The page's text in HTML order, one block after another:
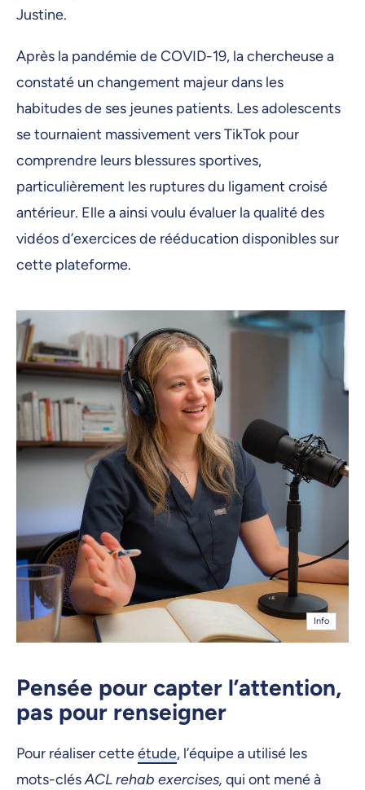
Justine.
Après la pandémie de COVID-19, la chercheuse a
constaté un changement majeur dans les
habitudes de ses jeunes patients. Les adolescents
se tournaient massivement vers TikTok pour
comprendre leurs blessures sportives,
particulièrement les ruptures du ligament croisé
antérieur. Elle a ainsi voulu évaluer la qualité des
vidéos d’exercices de rééducation disponibles sur
cette plateforme.
Info
Pensée pour capter l’attention,
pas pour renseigner
Pour réaliser cetteétude, l’équipe a utilisé les
mots-clésACL rehab exercises, qui ont mené à